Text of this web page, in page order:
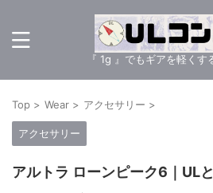
『 1g 』でもギアを軽くす
Top > Wear > アクセサリー >
アクセサリー
アルトラ ローンピーク6｜UL